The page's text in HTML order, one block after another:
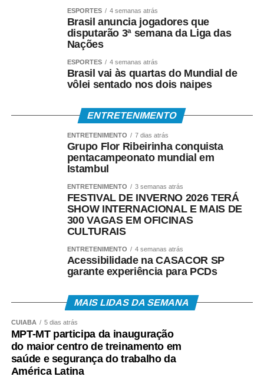
COMENTE ABAIXO:
WhatsApp
Facebook
Twitter
Messenger
LinkedIn
Share
ESPORTES 4 semanas atrás
Brasil anuncia jogadores que
disputarão 3ª semana da Liga das
Nações
ESPORTES 4 semanas atrás
Brasil vai às quartas do Mundial de
vôlei sentado nos dois naipes
ENTRETENIMENTO
ENTRETENIMENTO 7 dias atrás
Grupo Flor Ribeirinha conquista
pentacampeonato mundial em
Istambul
ENTRETENIMENTO 3 semanas atrás
FESTIVAL DE INVERNO 2026 TERÁ
SHOW INTERNACIONAL E MAIS DE
300 VAGAS EM OFICINAS
CULTURAIS
ENTRETENIMENTO 4 semanas atrás
Acessibilidade na CASACOR SP
garante experiência para PCDs
MAIS LIDAS DA SEMANA
CUIABÁ 5 dias atrás
MPT-MT participa da inauguração
do maior centro de treinamento em
saúde e segurança do trabalho da
América Latina